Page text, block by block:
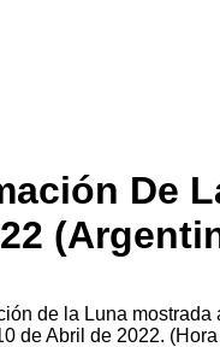
De
de la Luna
de Abril de 2022.